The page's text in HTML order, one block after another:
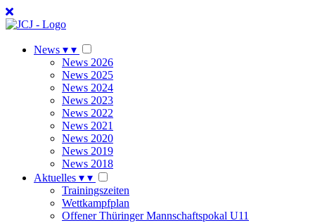
News ▾ ▾
News 2026
News 2025
News 2024
News 2023
News 2022
News 2021
News 2020
News 2019
News 2018
Aktuelles ▾ ▾
Trainingszeiten
Wettkampfplan
Offener Thüringer Mannschaftspokal U11